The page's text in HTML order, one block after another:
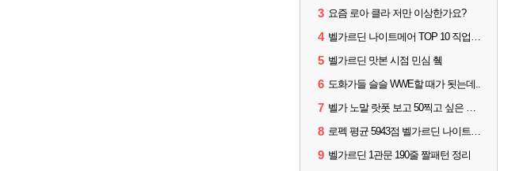
3 요즘 로아 클라 저만 이상한가요?
4 벨가르딘 나이트메어 TOP 10 직업별 분포
5 벨가르딘 맛본 시점 민심 췤
6 도화가들 슬슬 WWE할 때가 됫는데..
7 벨가 노말 랏폿 보고 50찍고 싶은 폿들
8 로펙 평균 5943점 벨가르딘 나이트메어 1관 클리어
9 벨가르딘 1관문 190줄 짤패턴 정리